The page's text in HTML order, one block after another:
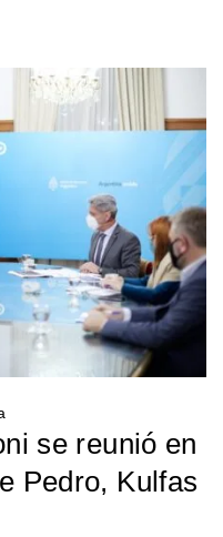
se reunió en
Pedro, Kulfas